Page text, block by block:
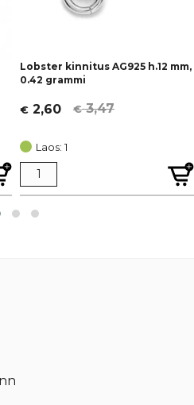
Lobster kinnitus AG925 h.12 mm,
0.42 grammi
€3,47
Algne
oli:
€ 3,47.
€ 2,60
Current
is:
€ 2,60.
Laos: 1